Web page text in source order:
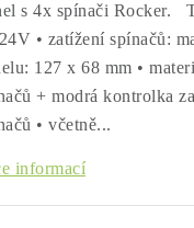
s 4x spínači Rocker.
• zatížení spínačů:
127 x 68 mm •
+ modrá kontrolka
• včetně...
informací